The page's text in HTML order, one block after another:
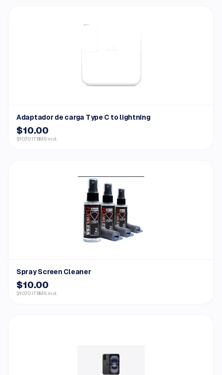
Adaptador de carga Type C to lightning
$10.00
$10.70 ITBMS incl.
Spray Screen Cleaner
$10.00
$10.70 ITBMS incl.